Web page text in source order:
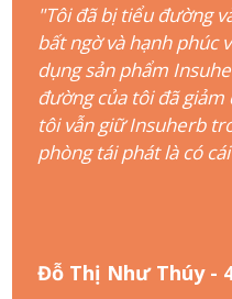
"Tôi đã bị tiểu đường
bất ngờ và hạnh phúc
dụng sản phẩm
đường của tôi đã
tôi vẫn giữ Insuherb
phòng tái phát là có
Đỗ Thị Như Thúy -